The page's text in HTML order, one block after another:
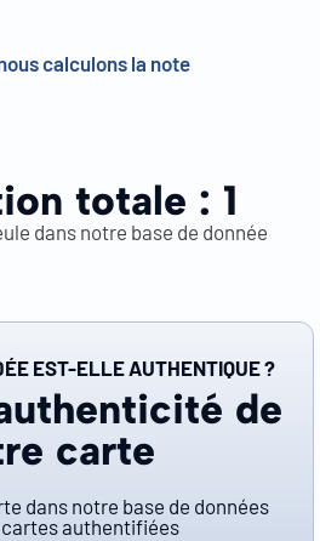
calculons la note
totale : 1
dans notre base de donnée
EST-ELLE AUTHENTIQUE ?
de
carte
dans notre base de données
cartes authentifiées